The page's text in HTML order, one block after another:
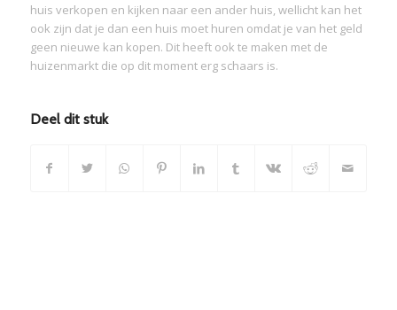
huis verkopen en kijken naar een ander huis, wellicht kan het
ook zijn dat je dan een huis moet huren omdat je van het geld
geen nieuwe kan kopen. Dit heeft ook te maken met de
huizenmarkt die op dit moment erg schaars is.
Deel dit stuk